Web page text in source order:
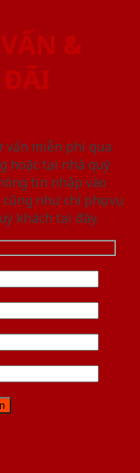
&
miễn phí qua
hoặc tại nhà quý
tin nhập vào
như chỉ phục vụ
khách tại đây.